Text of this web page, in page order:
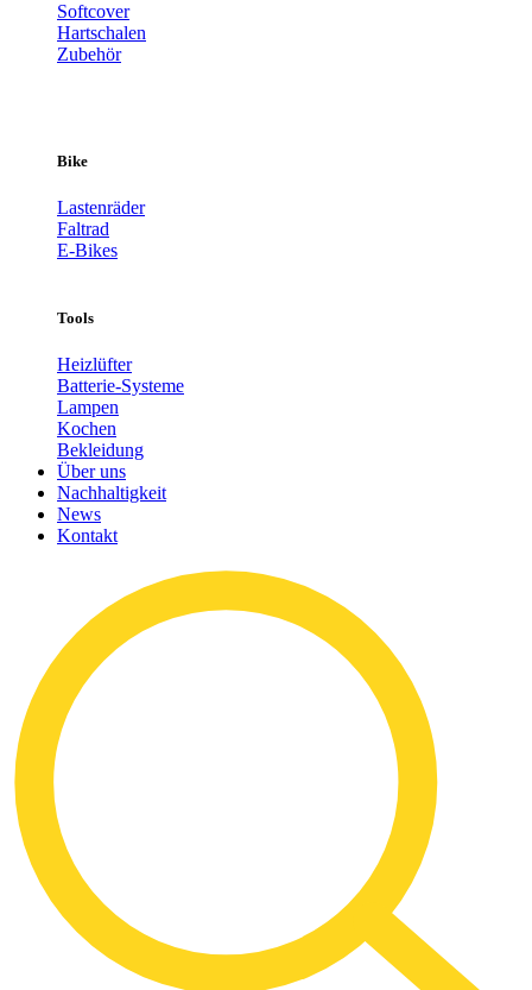
Softcover
Hartschalen
Zubehör
Bike
Lastenräder
Faltrad
E-Bikes
Tools
Heizlüfter
Batterie-Systeme
Lampen
Kochen
Bekleidung
Über uns
Nachhaltigkeit
News
Kontakt